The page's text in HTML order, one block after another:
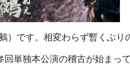
）です。相変わらず暫くぶり
回単独本公演の稽古が始まっ